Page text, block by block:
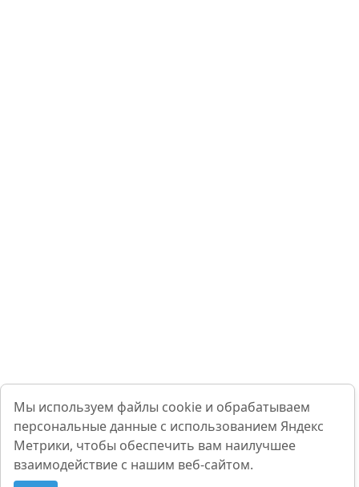
Мы используем файлы cookie и обрабатываем
персональные данные с использованием Яндекс
Метрики, чтобы обеспечить вам наилучшее
взаимодействие с нашим веб-сайтом.